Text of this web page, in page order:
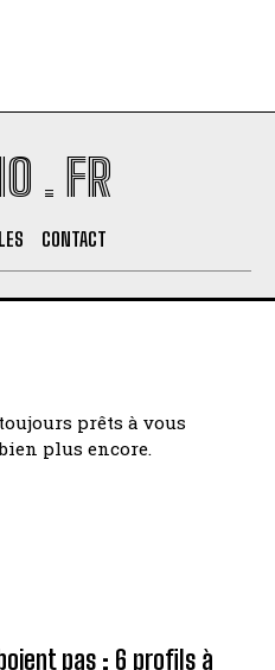
. FR
CONTACT
prêts à vous
plus encore.
pas : 6 profils à